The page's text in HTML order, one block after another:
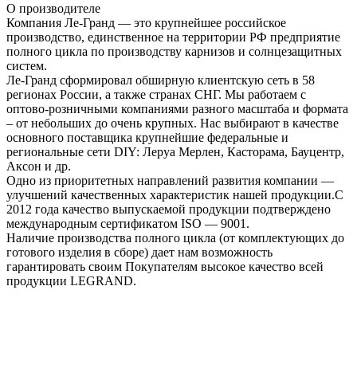
О производителе
Компания Ле-Гранд — это крупнейшее российское
производство, единственное на территории РФ предприятие
полного цикла по производству карнизов и солнцезащитных
систем.
Ле-Гранд сформировал обширную клиентскую сеть в 58
регионах России, а также странах СНГ. Мы работаем с
оптово-розничными компаниями разного масштаба и формата
– от небольших до очень крупных. Нас выбирают в качестве
основного поставщика крупнейшие федеральные и
региональные сети DIY: Леруа Мерлен, Касторама, Бауцентр,
Аксон и др.
Одно из приоритетных направлений развития компании —
улучшений качественных характеристик нашей продукции.С
2012 года качество выпускаемой продукции подтверждено
международным сертификатом ISO — 9001.
Наличие производства полного цикла (от комплектующих до
готового изделия в сборе) дает нам возможность
гарантировать своим Покупателям высокое качество всей
продукции LEGRAND.